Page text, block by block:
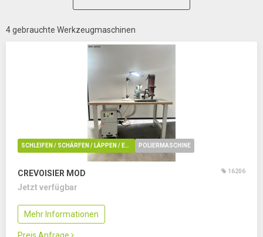
4 gebrauchte Werkzeugmaschinen
SCHLEIFEN / SCHÄRFEN / LÄPPEN / ENTGRATUNG / POLIEREN POLIERMASCHINE
CREVOISIER MOD 16206
Jetzt verfügbar
Mehr Informationen